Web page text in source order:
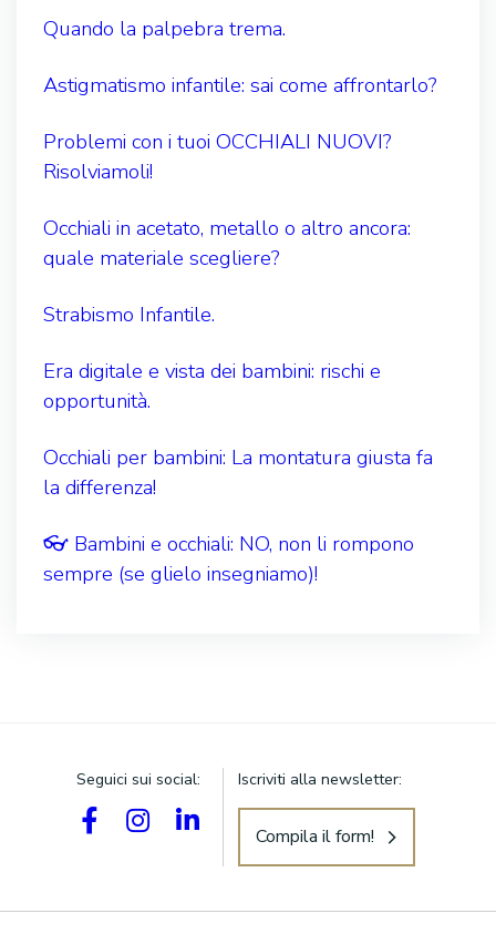
Quando la palpebra trema.
Astigmatismo infantile: sai come affrontarlo?
Problemi con i tuoi OCCHIALI NUOVI?
Risolviamoli!
Occhiali in acetato, metallo o altro ancora:
quale materiale scegliere?
Strabismo Infantile.
Era digitale e vista dei bambini: rischi e
opportunità.
Occhiali per bambini: La montatura giusta fa
la differenza!
👓 Bambini e occhiali: NO, non li rompono
sempre (se glielo insegniamo)!
Seguici sui social: Iscriviti alla newsletter:
Compila il form!